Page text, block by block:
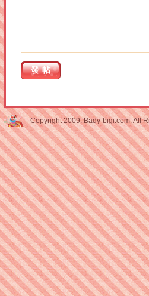
發帖
Copyright 2009. Bady-bigi.com. All